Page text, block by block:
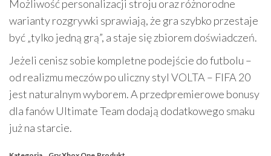
Możliwość personalizacji stroju oraz różnorodne
warianty rozgrywki sprawiają, że gra szybko przestaje
być „tylko jedną grą”, a staje się zbiorem doświadczeń.
Jeżeli cenisz sobie kompletne podejście do futbolu –
od realizmu meczów po uliczny styl VOLTA – FIFA 20
jest naturalnym wyborem. A przedpremierowe bonusy
dla fanów Ultimate Team dodają dodatkowego smaku
już na starcie.